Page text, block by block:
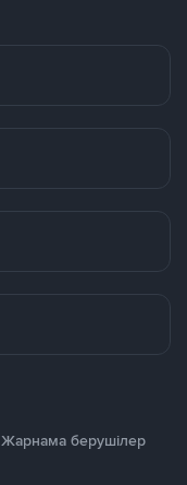
Жарнама берушілер